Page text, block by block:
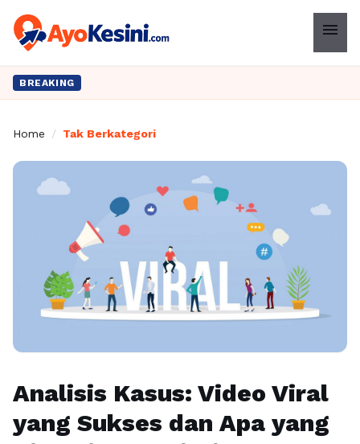
menu
BREAKING
Home / Tak Berkategori
Analisis Kasus: Video Viral
yang Sukses dan Apa yang